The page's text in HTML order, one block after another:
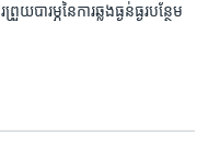
បារម្ភ​នៃ​ការ​ឆ្លង​ធ្ងន់ធ្ងរ​បន្ថែម​